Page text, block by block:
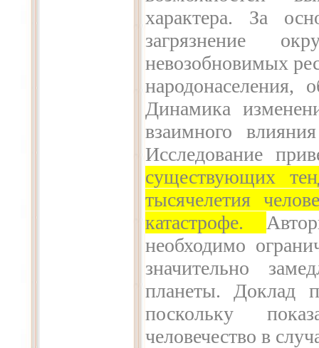
характера. За
загрязнение
невозобновимых
народонаселения,
Динамика
взаимного
Исследование
существующих
тысячелетия
катастрофе.
необходимо
значительно
планеты. Доклад
поскольку
человечество в